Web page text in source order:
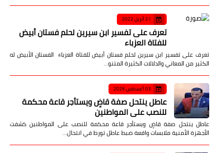
21 أبريل 2022
تعرف على تفسير ابن سيرين لحلم فستان أبيض
للفتاة العزباء
تعرف على تفسير ابن سيرين لحلم فستان أبيض للفتاة العزباء الفستان الأبيض له
الكثير من المعاني والدلالات الكثيرة المتنو…
03 أغسطس 2026
عاطل ينتحل صفة قاضٍ ويستأجر قاعة محكمة
للنصب على المواطنين
عاطل ينتحل صفة قاضٍ ويستأجر قاعة محكمة للنصب على المواطنين كشفت
الأجهزة الأمنية ملابسات واقعة ضبط عاطل تورط في انتحال…